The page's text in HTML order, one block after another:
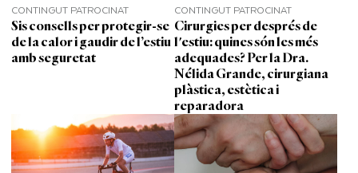
CONTINGUT PATROCINAT
Sis consells per protegir-se
de la calor i gaudir de l’estiu
amb seguretat
CONTINGUT PATROCINAT
Cirurgies per després de
l'estiu: quines són les més
adequades? Per la Dra.
Nélida Grande, cirurgiana
plàstica, estètica i
reparadora